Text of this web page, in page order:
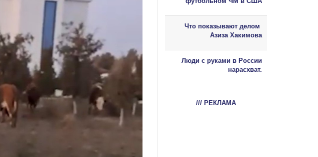
Что показывают делом
Азиза Хакимова
Люди с руками в России
нарасхват.
/// РЕКЛАМА